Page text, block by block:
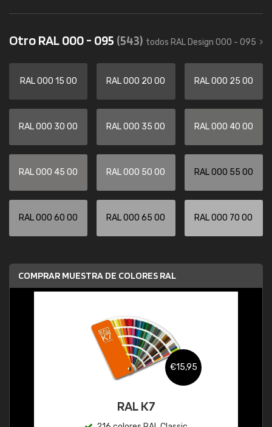
Otro RAL 000 - 095 (543) todos RAL Design 000 - 095
RAL 000 15 00 RAL 000 20 00 RAL 000 25 00
RAL 000 30 00 RAL 000 35 00 RAL 000 40 00
RAL 000 45 00 RAL 000 50 00 RAL 000 55 00
RAL 000 60 00 RAL 000 65 00 RAL 000 70 00
COMPRAR MUESTRA DE COLORES RAL
€15,95
RAL K7